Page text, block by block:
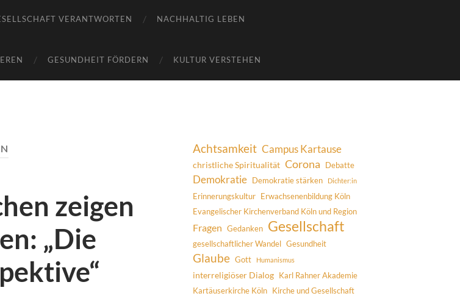
VERANTWORTEN NACHHALTIG LEBEN
GESUNDHEIT FÖRDERN KULTUR VERSTEHEN
zeigen
„Die
Achtsamkeit Campus Kartause
christliche Spiritualität Corona Debatte
Demokratie Demokratie stärken Dichter:in
Erinnerungskultur Erwachsenenbildung Köln
Evangelischer Kirchenverband Köln und Region
Fragen Gedanken Gesellschaft
gesellschaftlicher Wandel Gesundheit
Glaube Gott Humanismus
interreligiöser Dialog Karl Rahner Akademie
Kartäuserkirche Köln Kirche und Gesellschaft